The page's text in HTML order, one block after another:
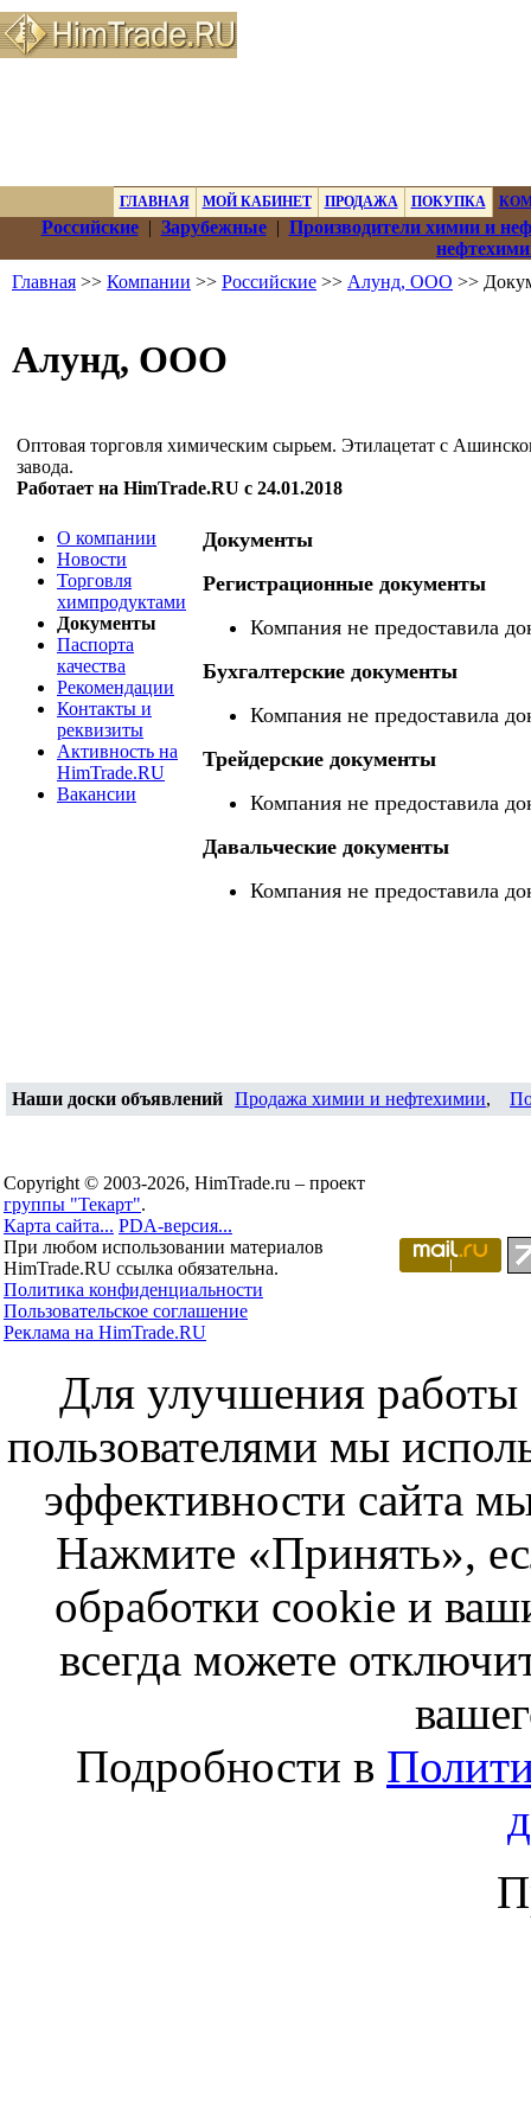
ГЛАВНАЯ МОЙ КАБИНЕТ ПРОДАЖА ПОКУПКА
Российские| Зарубежные| Производители химии и
Главная >> Компании >> Российские >> Алунд, ООО >>
Алунд, ООО
Оптовая торговля химическим сырьем. Этилацетат с
завода.
Работает на HimTrade.RU с 24.01.2018
О компании
Новости
Торговля
химпродуктами
Документы
Паспорта
качества
Рекомендации
Контакты и
реквизиты
Активность на
HimTrade.RU
Вакансии
Документы
Регистрационные документы
Компания не предоставила
Бухгалтерские документы
Компания не предоставила
Трейдерские документы
Компания не предоставила
Давальческие документы
Компания не предоставила
Наши доски объявлений Продажа химии и нефтехимии,
Copyright © 2003-2026, HimTrade.ru – проект
группы "Текарт".
Карта сайта... PDA-версия...
При любом использовании материалов
HimTrade.RU ссылка обязательна.
Политика конфиденциальности
Пользовательское соглашение
Реклама на HimTrade.RU
Для улучшения работы
пользователями мы
эффективности сайта
Нажмите «Принять»,
обработки cookie и
всегда можете
Подробности в